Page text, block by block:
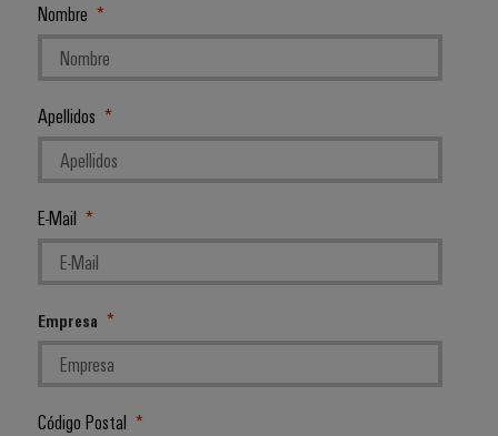
Nombre
Apellidos
E-Mail
Empresa
Código Postal